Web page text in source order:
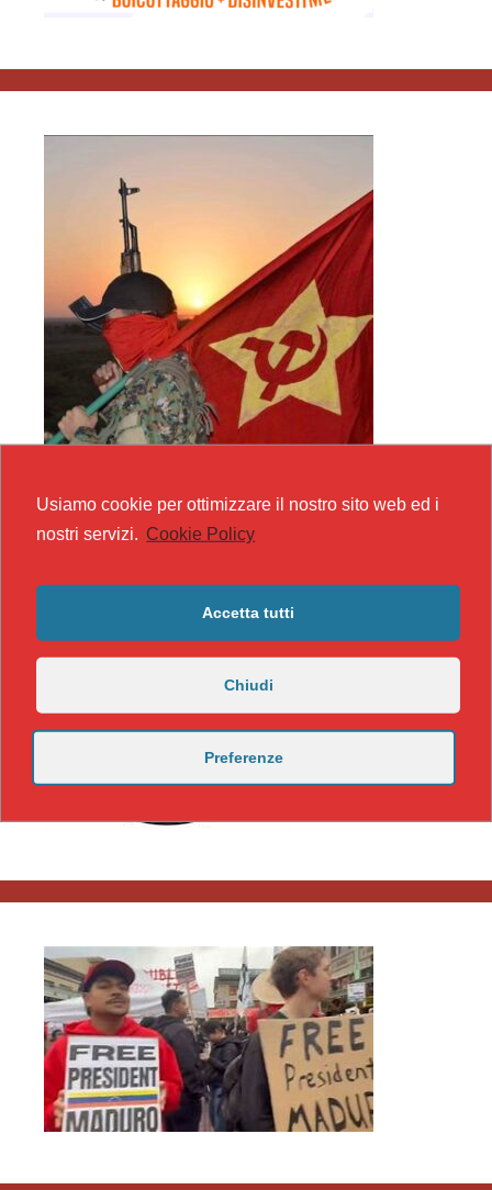
Usiamo cookie per ottimizzare il nostro sito web ed i
nostri servizi. Cookie Policy
Accetta tutti
Chiudi
Preferenze